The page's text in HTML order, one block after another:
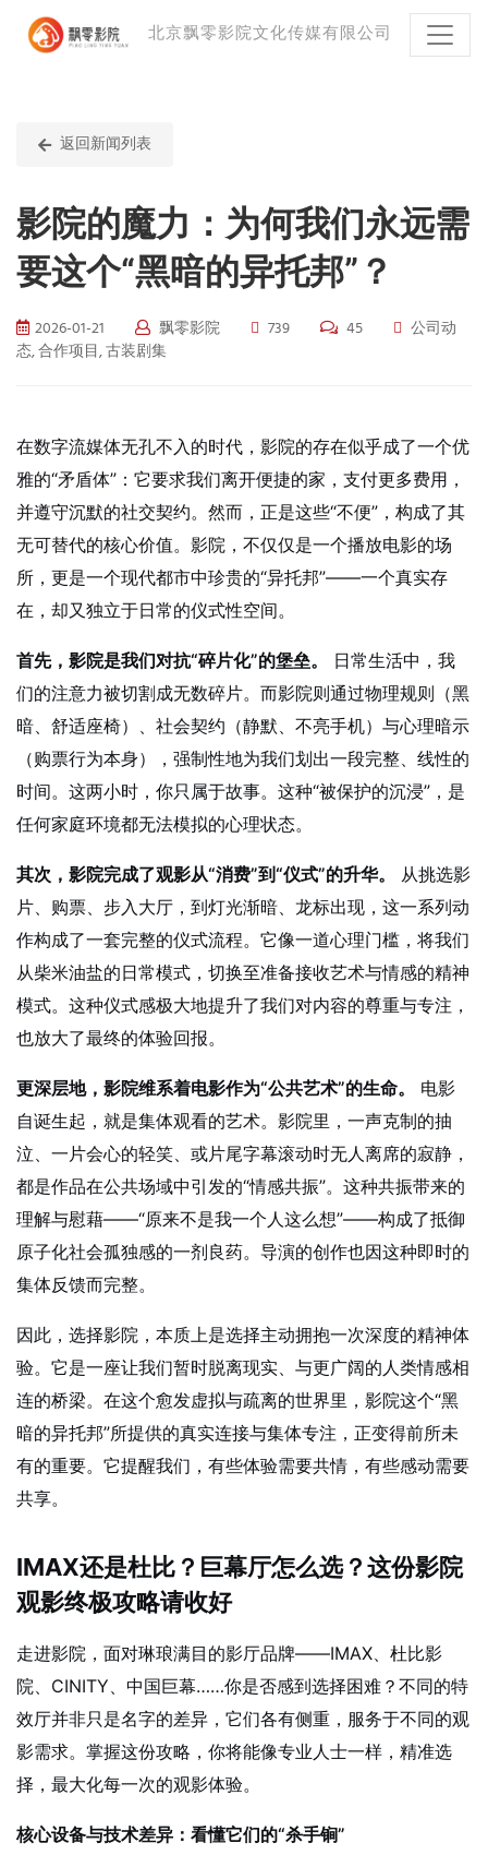
北京飘零影院文化传媒有限公司
返回新闻列表
影院的魔力：为何我们永远需
要这个“黑暗的异托邦”？
2026-01-21 飘零影院 739 45
公司动
态, 合作项目, 古装剧集
在数字流媒体无孔不入的时代，影院的存在似乎成了一个优
雅的“矛盾体”：它要求我们离开便捷的家，支付更多费用，
并遵守沉默的社交契约。然而，正是这些“不便”，构成了其
无可替代的核心价值。影院，不仅仅是一个播放电影的场
所，更是一个现代都市中珍贵的“异托邦”——一个真实存
在，却又独立于日常的仪式性空间。
首先，影院是我们对抗“碎片化”的堡垒。
日常生活中，我
们的注意力被切割成无数碎片。而影院则通过物理规则（黑
暗、舒适座椅）、社会契约（静默、不亮手机）与心理暗示
（购票行为本身），强制性地为我们划出一段完整、线性的
时间。这两小时，你只属于故事。这种“被保护的沉浸”，是
任何家庭环境都无法模拟的心理状态。
其次，影院完成了观影从“消费”到“仪式”的升华。
从挑选影
片、购票、步入大厅，到灯光渐暗、龙标出现，这一系列动
作构成了一套完整的仪式流程。它像一道心理门槛，将我们
从柴米油盐的日常模式，切换至准备接收艺术与情感的精神
模式。这种仪式感极大地提升了我们对内容的尊重与专注，
也放大了最终的体验回报。
更深层地，影院维系着电影作为“公共艺术”的生命。
电影
自诞生起，就是集体观看的艺术。影院里，一声克制的抽
泣、一片会心的轻笑、或片尾字幕滚动时无人离席的寂静，
都是作品在公共场域中引发的“情感共振”。这种共振带来的
理解与慰藉——“原来不是我一个人这么想”——构成了抵御
原子化社会孤独感的一剂良药。导演的创作也因这种即时的
集体反馈而完整。
因此，选择影院，本质上是选择主动拥抱一次深度的精神体
验。它是一座让我们暂时脱离现实、与更广阔的人类情感相
连的桥梁。在这个愈发虚拟与疏离的世界里，影院这个“黑
暗的异托邦”所提供的真实连接与集体专注，正变得前所未
有的重要。它提醒我们，有些体验需要共情，有些感动需要
共享。
IMAX还是杜比？巨幕厅怎么选？这份影院
观影终极攻略请收好
走进影院，面对琳琅满目的影厅品牌——IMAX、杜比影
院、CINITY、中国巨幕……你是否感到选择困难？不同的特
效厅并非只是名字的差异，它们各有侧重，服务于不同的观
影需求。掌握这份攻略，你将能像专业人士一样，精准选
择，最大化每一次的观影体验。
核心设备与技术差异：看懂它们的“杀手锏”